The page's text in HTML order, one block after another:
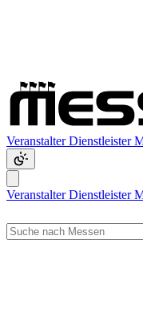
VeranstalterDienstleister
VeranstalterDienstleister